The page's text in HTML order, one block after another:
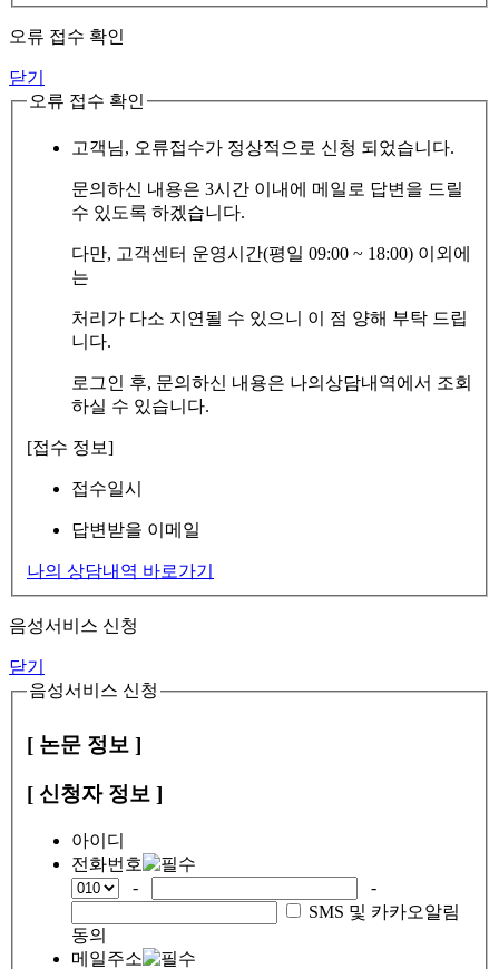
오류 접수 확인
닫기
오류 접수 확인
고객님, 오류접수가 정상적으로 신청 되었습니다.
문의하신 내용은 3시간 이내에 메일로 답변을 드릴
수 있도록 하겠습니다.
다만, 고객센터 운영시간(평일 09:00 ~ 18:00) 이외에
는
처리가 다소 지연될 수 있으니 이 점 양해 부탁 드립
니다.
로그인 후, 문의하신 내용은 나의상담내역에서 조회
하실 수 있습니다.
[접수 정보]
접수일시
답변받을 이메일
나의 상담내역 바로가기
음성서비스 신청
닫기
음성서비스 신청
[ 논문 정보 ]
[ 신청자 정보 ]
아이디
전화번호
-
-
SMS 및 카카오알림
동의
메일주소